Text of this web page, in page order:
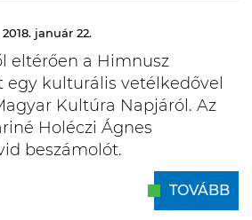
január 22.
eltérően a Himnusz
egy kulturális vetélkedővel
Kultúra Napjáról. Az
Holéczi Ágnes
beszámolót.
TOVÁBB